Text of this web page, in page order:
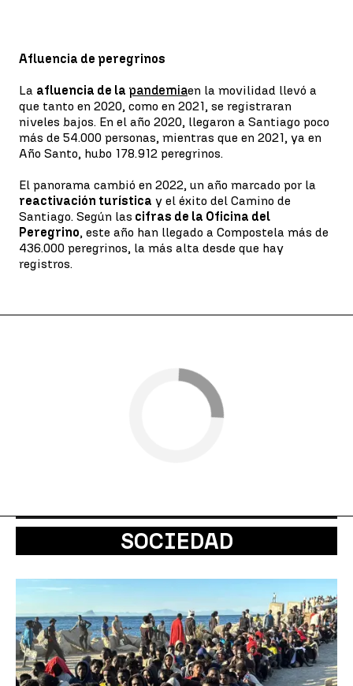
Afluencia de peregrinos
La afluencia de la pandemiaen la movilidad llevó a
que tanto en 2020, como en 2021, se registraran
niveles bajos. En el año 2020, llegaron a Santiago poco
más de 54.000 personas, mientras que en 2021, ya en
Año Santo, hubo 178.912 peregrinos.
El panorama cambió en 2022, un año marcado por la
reactivación turística y el éxito del Camino de
Santiago. Según las cifras de la Oficina del
Peregrino, este año han llegado a Compostela más de
436.000 peregrinos, la más alta desde que hay
registros.
SOCIEDAD